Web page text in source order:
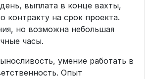
выплата в конце вахты,
контракту на срок проекта.
но возможна небольшая
часы.
умение работать в
Опыт